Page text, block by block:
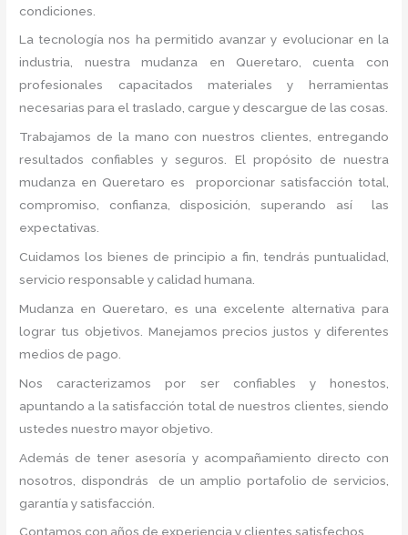
condiciones.
La tecnología nos ha permitido avanzar y evolucionar en la
industria, nuestra mudanza en Queretaro, cuenta con
profesionales capacitados materiales y herramientas
necesarias para el traslado, cargue y descargue de las cosas.
Trabajamos de la mano con nuestros clientes, entregando
resultados confiables y seguros. El propósito de nuestra
mudanza en Queretaro es proporcionar satisfacción total,
compromiso, confianza, disposición, superando así las
expectativas.
Cuidamos los bienes de principio a fin, tendrás puntualidad,
servicio responsable y calidad humana.
Mudanza en Queretaro, es una excelente alternativa para
lograr tus objetivos. Manejamos precios justos y diferentes
medios de pago.
Nos caracterizamos por ser confiables y honestos,
apuntando a la satisfacción total de nuestros clientes, siendo
ustedes nuestro mayor objetivo.
Además de tener asesoría y acompañamiento directo con
nosotros, dispondrás de un amplio portafolio de servicios,
garantía y satisfacción.
Contamos con años de experiencia y clientes satisfechos.